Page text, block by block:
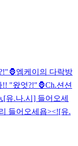
엠케이의 다락방
!! "왔엇?!"🦍Ch.션션
[유.나.시] 들어오세
들어오세욥><![유.